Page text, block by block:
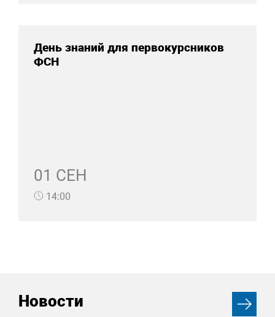
День знаний для первокурсников
ФСН
01 СЕН
14:00
Новости